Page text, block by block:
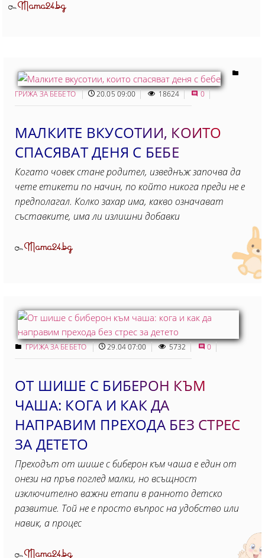
ОтMama24.bg
ГРИЖА ЗА БЕБЕТО 20.05 09:00 18624 0
МАЛКИТЕ ВКУСОТИИ, КОИТО
СПАСЯВАТ ДЕНЯ С БЕБЕ
Когато човек стане родител, изведнъж започва да
чете етикети по начин, по който никога преди не е
предполагал. Колко захар има, какво означават
съставките, има ли излишни добавки
ОтMama24.bg
ГРИЖА ЗА БЕБЕТО 29.04 07:00 5732 0
ОТ ШИШЕ С БИБЕРОН КЪМ
ЧАША: КОГА И КАК ДА
НАПРАВИМ ПРЕХОДА БЕЗ СТРЕС
ЗА ДЕТЕТО
Преходът от шише с биберон към чаша е един от
онези на пръв поглед малки, но всъщност
изключително важни етапи в ранното детско
развитие. Той не е просто въпрос на удобство или
навик, а процес
ОтMama24.bg